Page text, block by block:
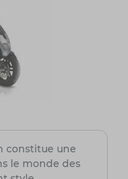
constitue une
le monde des